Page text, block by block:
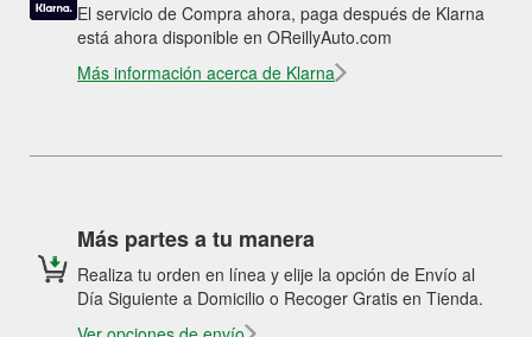
El servicio de Compra ahora, paga después de Klarna
está ahora disponible en OReillyAuto.com
Más información acerca de Klarna
Más partes a tu manera
Realiza tu orden en línea y elije la opción de Envío al
Día Siguiente a Domicilio o Recoger Gratis en Tienda.